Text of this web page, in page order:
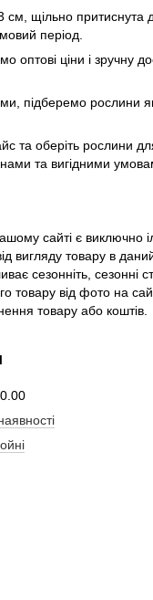
см, щільно притиснута
період.
оптові ціни і зручну
підберемо рослини
та оберіть рослини
та вигідними
сайті є виключно
вигляду товару в
сезонніть, сезонні
товару від фото на
товару або коштів.